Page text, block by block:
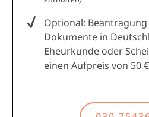
Optional:
Dokumente in
Eheurkunde oder
einen Aufpreis von 50 €